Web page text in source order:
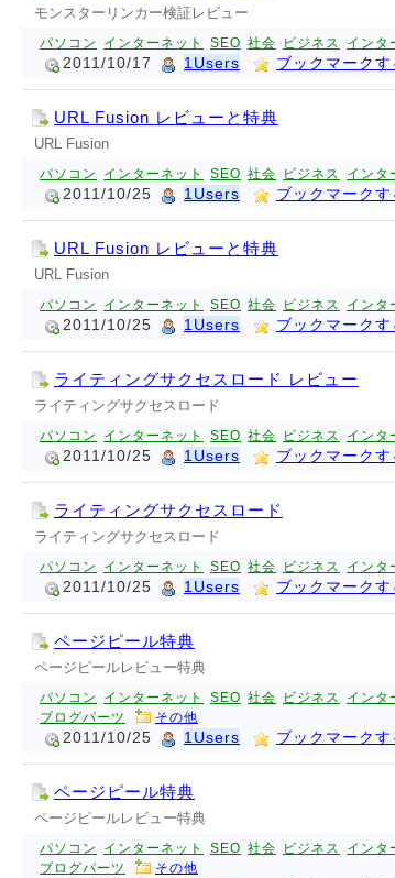
モンスターリンカー検証レビュー
パソコン インターネット SEO 社会 ビジネス インタ
2011/10/17 1Users ブックマークす
URL Fusion レビューと特典
URL Fusion
パソコン インターネット SEO 社会 ビジネス インタ
2011/10/25 1Users ブックマークす
URL Fusion レビューと特典
URL Fusion
パソコン インターネット SEO 社会 ビジネス インタ
2011/10/25 1Users ブックマークす
ライティングサクセスロード レビュー
ライティングサクセスロード
パソコン インターネット SEO 社会 ビジネス インタ
2011/10/25 1Users ブックマークす
ライティングサクセスロード
ライティングサクセスロード
パソコン インターネット SEO 社会 ビジネス インタ
2011/10/25 1Users ブックマークす
ページピール特典
ページピールレビュー特典
パソコン インターネット SEO 社会 ビジネス インタ
ブログパーツ
その他
2011/10/25 1Users ブックマークす
ページピール特典
ページピールレビュー特典
パソコン インターネット SEO 社会 ビジネス インタ
ブログパーツ
その他